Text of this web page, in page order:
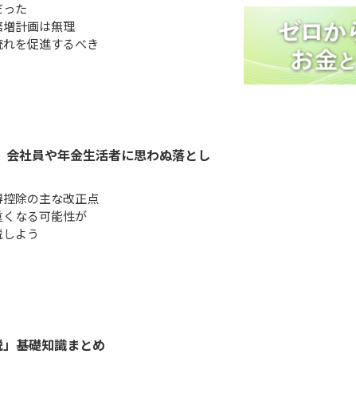
た
計画は無理
を促進するべき
会社員や年金生活者に思わぬ落とし
除の主な改正点
なる可能性が
よう
基礎知識まとめ